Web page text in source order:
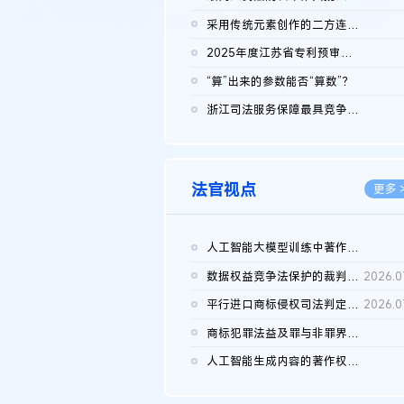
采用传统元素创作的二方连续装饰图案作品的独创性及侵权对比认定
2025年度江苏省专利预审典型案例
“算”出来的参数能否“算数”？
浙江司法服务保障最具竞争力营商环境建设典型案例（第二批）含侵...
法官视点 更多
人工智能大模型训练中著作权的合理使用
数据权益竞争法保护的裁判路径构建
平行进口商标侵权司法判定规则的困境与纾解
商标犯罪法益及罪与非罪界限研究
人工智能生成内容的著作权司法认定：演进逻辑、现实困境与规则建...